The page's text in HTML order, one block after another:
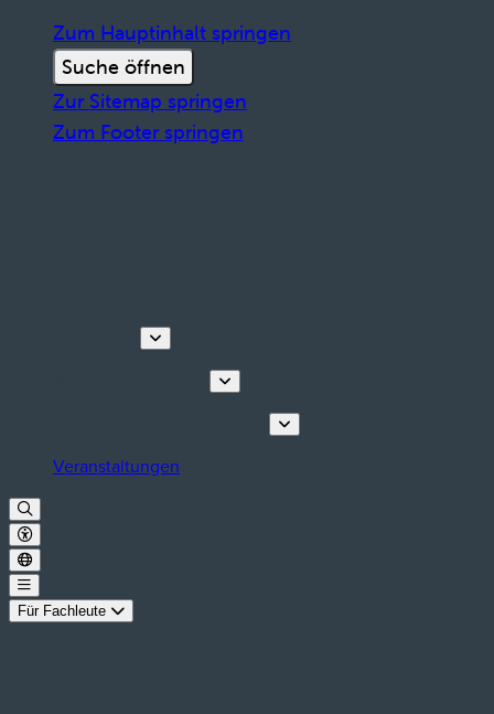
Zum Hauptinhalt springen
Suche öffnen
Zur Sitemap springen
Zum Footer springen
Veranstaltungen
Für Fachleute